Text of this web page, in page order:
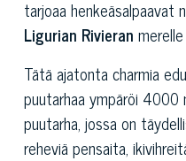
tarjoaa henkeäsalpaavat
Ligurian Rivieran merelle
Tätä ajatonta charmia
puutarhaa ympäröi 4000
puutarha, jossa on
reheviä pensaita,